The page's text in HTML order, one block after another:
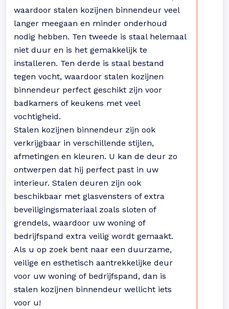
waardoor stalen kozijnen binnendeur veel
langer meegaan en minder onderhoud
nodig hebben. Ten tweede is staal helemaal
niet duur en is het gemakkelijk te
installeren. Ten derde is staal bestand
tegen vocht, waardoor stalen kozijnen
binnendeur perfect geschikt zijn voor
badkamers of keukens met veel
vochtigheid.
Stalen kozijnen binnendeur zijn ook
verkrijgbaar in verschillende stijlen,
afmetingen en kleuren. U kan de deur zo
ontwerpen dat hij perfect past in uw
interieur. Stalen deuren zijn ook
beschikbaar met glasvensters of extra
beveiligingsmateriaal zoals sloten of
grendels, waardoor uw woning of
bedrijfspand extra veilig wordt gemaakt.
Als u op zoek bent naar een duurzame,
veilige en esthetisch aantrekkelijke deur
voor uw woning of bedrijfspand, dan is
stalen kozijnen binnendeur wellicht iets
voor u!